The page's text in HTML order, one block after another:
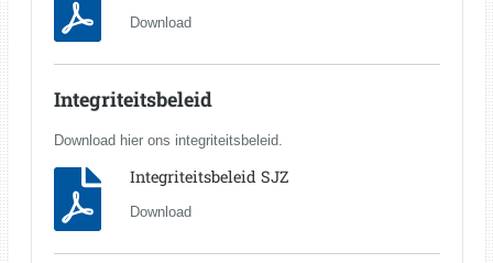
Download
Integriteitsbeleid
Download hier ons integriteitsbeleid.
Integriteitsbeleid SJZ
Download